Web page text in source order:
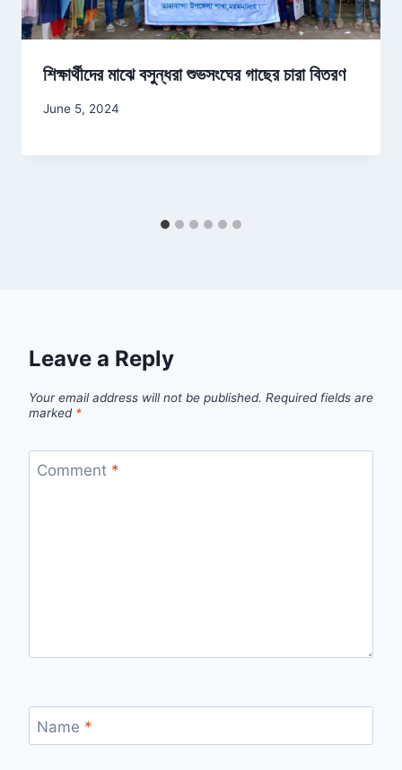
শিক্ষার্থীদের মাঝে বসুন্ধরা শুভসংঘের গাছের চারা বিতরণ
June 5, 2024
Leave a Reply
Your email address will not be published. Required fields are
marked *
Comment *
Name *